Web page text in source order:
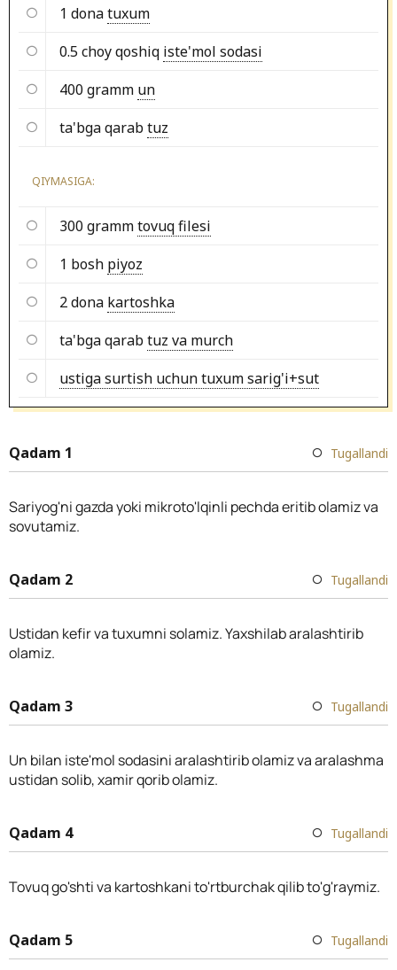
1 donatuxum
0.5 choy qoshiq iste'mol sodasi
400 gramm un
ta'bga qarabtuz
QIYMASIGA:
300 grammtovuq filesi
1 bosh piyoz
2 dona kartoshka
ta'bga qarabtuz va murch
ustiga surtish uchun tuxum sarig'i+sut
Qadam 1 Tugallandi
Sariyog'ni gazda yoki mikroto'lqinli pechda eritib olamiz va
sovutamiz.
Qadam 2 Tugallandi
Ustidan kefir va tuxumni solamiz. Yaxshilab aralashtirib
olamiz.
Qadam 3 Tugallandi
Un bilan iste'mol sodasini aralashtirib olamiz va aralashma
ustidan solib, xamir qorib olamiz.
Qadam 4 Tugallandi
Tovuq go'shti va kartoshkani to'rtburchak qilib to'g'raymiz.
Qadam 5 Tugallandi